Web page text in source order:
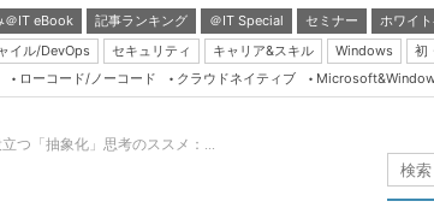
＠IT eBook 記事ランキング ＠IT Special セミナー
ホワイ
イル/DevOps セキュリティ キャリア&スキル Windows
初
Server & Storage
ローコード/ノーコード クラウドネイティブ
つ「抽象化」思考のススメ：...